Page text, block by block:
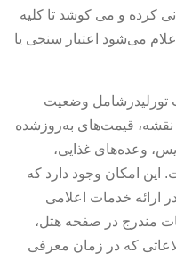
کرده و می کوشد تا کلیه
می‌شود اعتبار سنجی یا
تورلیدرشامل وضعیت
قیمت‌های به‌روزشده
وعده‌های غذایی،
این امکان وجود دارد که
ارائه خدمات اعلامی
مندرج در صفحه هتل،
که در زمان معرفی